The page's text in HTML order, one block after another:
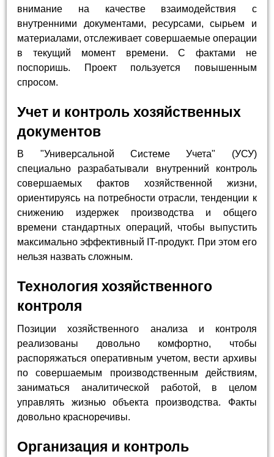
внимание на качестве взаимодействия с
внутренними документами, ресурсами, сырьем и
материалами, отслеживает совершаемые операции
в текущий момент времени. С фактами не
поспоришь. Проект пользуется повышенным
спросом.
Учет и контроль хозяйственных
документов
В "Универсальной Системе Учета" (УСУ)
специально разрабатывали внутренний контроль
совершаемых фактов хозяйственной жизни,
ориентируясь на потребности отрасли, тенденции к
снижению издержек производства и общего
времени стандартных операций, чтобы выпустить
максимально эффективный IT-продукт. При этом его
нельзя назвать сложным.
Технология хозяйственного
контроля
Позиции хозяйственного анализа и контроля
реализованы довольно комфортно, чтобы
распоряжаться оперативным учетом, вести архивы
по совершаемым производственным действиям,
заниматься аналитической работой, в целом
управлять жизнью объекта производства. Факты
довольно красноречивы.
Организация и контроль